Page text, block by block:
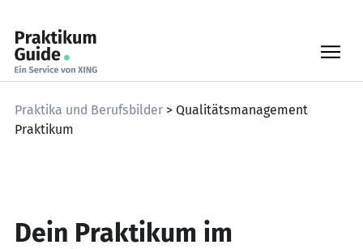
content
Praktika und Berufsbilder > Qualitätsmanagement
Praktikum
Dein Praktikum im